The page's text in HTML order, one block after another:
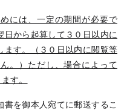
には、一定の期間が必要で
日から起算して３０日以内に
ます。（３０日以内に閲覧等
。）ただし、場合によって
す。
を御本人宛てに郵送するこ